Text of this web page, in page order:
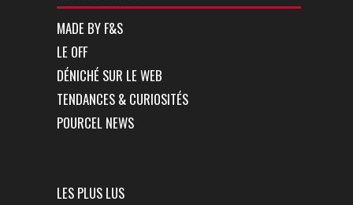
MADE BY F&S
LE OFF
DÉNICHÉ SUR LE WEB
TENDANCES & CURIOSITÉS
POURCEL NEWS
LES PLUS LUS